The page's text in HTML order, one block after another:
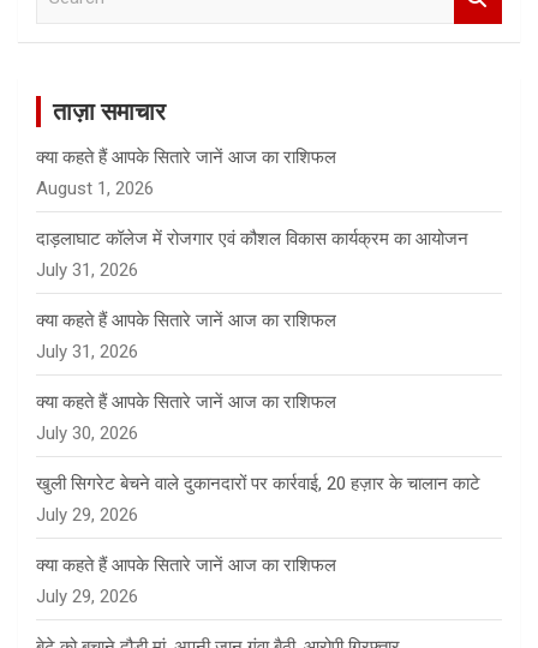
ताज़ा समाचार
क्या कहते हैं आपके सितारे जानें आज का राशिफल
August 1, 2026
दाड़लाघाट कॉलेज में रोजगार एवं कौशल विकास कार्यक्रम का आयोजन
July 31, 2026
क्या कहते हैं आपके सितारे जानें आज का राशिफल
July 31, 2026
क्या कहते हैं आपके सितारे जानें आज का राशिफल
July 30, 2026
खुली सिगरेट बेचने वाले दुकानदारों पर कार्रवाई, 20 हज़ार के चालान काटे
July 29, 2026
क्या कहते हैं आपके सितारे जानें आज का राशिफल
July 29, 2026